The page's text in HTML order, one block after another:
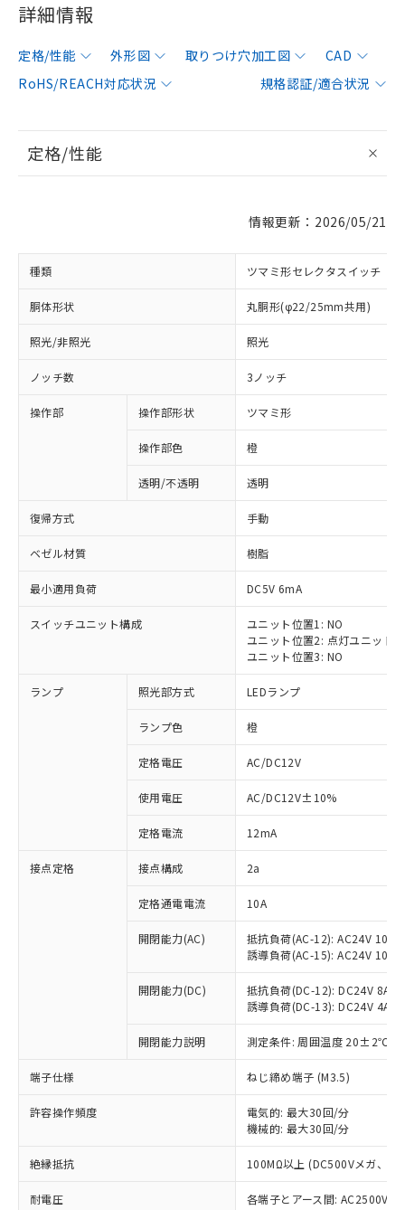
詳細情報
定格/性能 外形図 取りつけ穴加工図
CAD
RoHS/REACH対応状況
規格認証/適合状況
定格/性能
情報更新：2026/05/21
種類 ツマミ形セレクタスイッチ
胴体形状 丸胴形(φ22/25mm共用)
照光/非照光 照光
ノッチ数 3ノッチ
操作部 操作部形状 ツマミ形
操作部色 橙
透明/不透明 透明
復帰方式 手動
ベゼル材質 樹脂
最小適用負荷 DC5V 6mA
スイッチユニット構成
ユニット位置1: NO
ユニット位置2: 点灯ユニット
ユニット位置3: NO
ランプ 照光部方式 LEDランプ
ランプ色 橙
定格電圧 AC/DC12V
使用電圧 AC/DC12V±10%
定格電流 12mA
接点定格 接点構成 2a
定格通電電流 10A
開閉能力(AC)
抵抗負荷(AC-12): AC24V 10A/
誘導負荷(AC-15): AC24V
開閉能力(DC)
抵抗負荷(DC-12): DC24V 8A/
誘導負荷(DC-13): DC24V 4A/
開閉能力説明 測定条件: 周囲温度 20±2℃、
端子仕様 ねじ締め端子 (M3.5)
許容操作頻度
電気的: 最大30回/分
機械的: 最大30回/分
絶縁抵抗 100MΩ以上 (DC500Vメガ、点
耐電圧
各端子とアース間: AC2500V
ご利用条件
以下の条件をお読みいただき、同意のうえ
本サービスは、当社制御機器事業取扱
商品の当社在庫状況および標準価格
(税抜)を提供させていただくもので
当社制御機器事業取扱商品の中には、
本サービスの対象外となる商品もある
ことをご了承ください。
在庫状況および標準価格照会結果は、
記載している更新日時点での社内デー
タに基づき作成されるものであり、閲
覧された時点での実際の在庫および標
準価格とは異なる場合があることをご
対応済み：EU RoHS指令（10物質）の
非含有に対応した製品が提供可能な商品で
対応予定：EU RoHS指令（10物質）の非含
有に対応した製品に切り替える予定のある
対応予定なし：EU RoHS指令（10物質）の
非含有に非対応の商品で、対応品を出す予
調査・確認中：EU RoHS指令（10物質）の
非含有の対応状況を調査中または確認中の
非該当品：ライセンス料など無形物で、有
害物質有無と関係のない商品です。
仕入先様の事情により、非含有部品として
いたものが、含有品と判明した場合などや
むを得ず変更することがあります。
*EU RoHS指令（10物質）：
鉛(Pb) 1000ppm以下、 水銀(Hg) 1000ppm以下、 カド
六価クロム(Cr(Ⅵ)) 1000ppm以下、ポリ臭化ビフェニル
※1 中国RoHS○×表
「○」：最大均質材料含有率が中国RoHSの
基準値以下であることを示します。
「×」：最大均質材料含有率が中国RoHSの
基準値を超えていることを示します。
「－」：未確認です。当社販売部門へお問
*中国RoHS10物質の基準値 (GB/T26572)：
当社は、これら貴社製品のうち、外国
為替および外国貿易法に定める商品
（以下｢規制貨物等」という）を輸出
または国外への提供する場合は、日本
国政府の輸出許可(または役務取引許
可)を取得するなどの必要な手続きを